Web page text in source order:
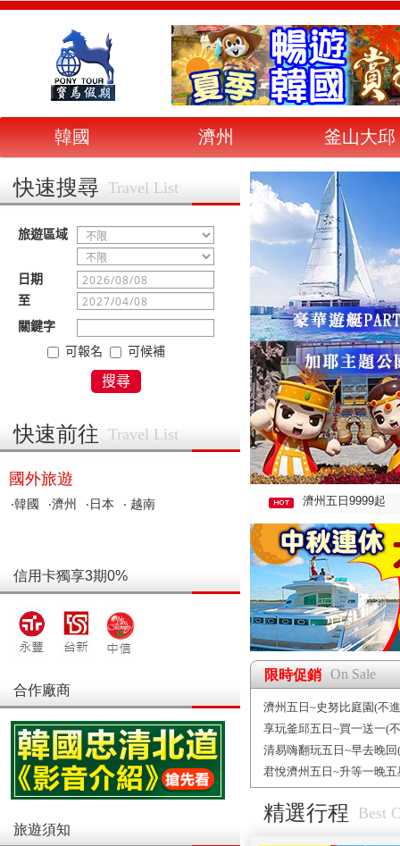
韓國 濟州 釜山大邱
快速搜尋 Travel List
快速前往 Travel List
國外旅遊
‧韓國 ‧濟州 ‧日本 ‧ 越南
信用卡獨享3期0%
合作廠商
旅遊須知
濟州五日9999起
限時促銷 On Sale
濟州五日~史努比庭園(不
享玩釜邱五日~買一送一(
清易嗨翻玩五日~早去晚
君悅濟州五日~升等一晚
精選行程 Best